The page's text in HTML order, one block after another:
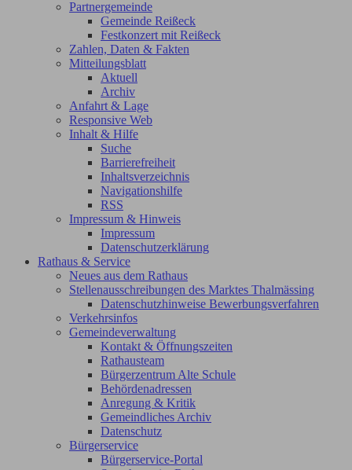
Partnergemeinde
Gemeinde Reißeck
Festkonzert mit Reißeck
Zahlen, Daten & Fakten
Mitteilungsblatt
Aktuell
Archiv
Anfahrt & Lage
Responsive Web
Inhalt & Hilfe
Suche
Barrierefreiheit
Inhaltsverzeichnis
Navigationshilfe
RSS
Impressum & Hinweis
Impressum
Datenschutzerklärung
Rathaus & Service
Neues aus dem Rathaus
Stellenausschreibungen des Marktes Thalmässing
Datenschutzhinweise Bewerbungsverfahren
Verkehrsinfos
Gemeindeverwaltung
Kontakt & Öffnungszeiten
Rathausteam
Bürgerzentrum Alte Schule
Behördenadressen
Anregung & Kritik
Gemeindliches Archiv
Datenschutz
Bürgerservice
Bürgerservice-Portal